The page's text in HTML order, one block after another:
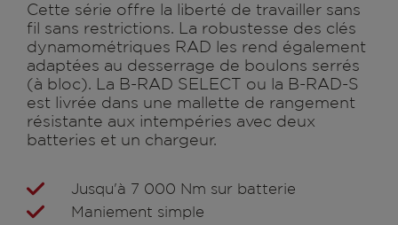
Cette série offre la liberté de travailler sans
fil sans restrictions. La robustesse des clés
dynamométriques RAD les rend également
adaptées au desserrage de boulons serrés
(à bloc). La B-RAD SELECT ou la B-RAD-S
est livrée dans une mallette de rangement
résistante aux intempéries avec deux
batteries et un chargeur.
Jusqu'à 7 000 Nm sur batterie
Maniement simple